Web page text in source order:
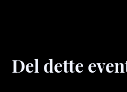
Del dette